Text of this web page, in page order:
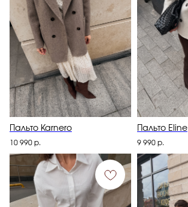
Пальто Karnero
10 990 р.
Пальто Eline
9 990 р.